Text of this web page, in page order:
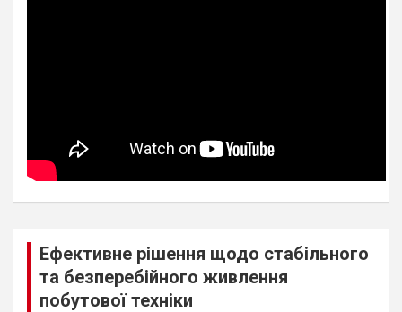
Ефективне рішення щодо стабільного
та безперебійного живлення
побутової техніки